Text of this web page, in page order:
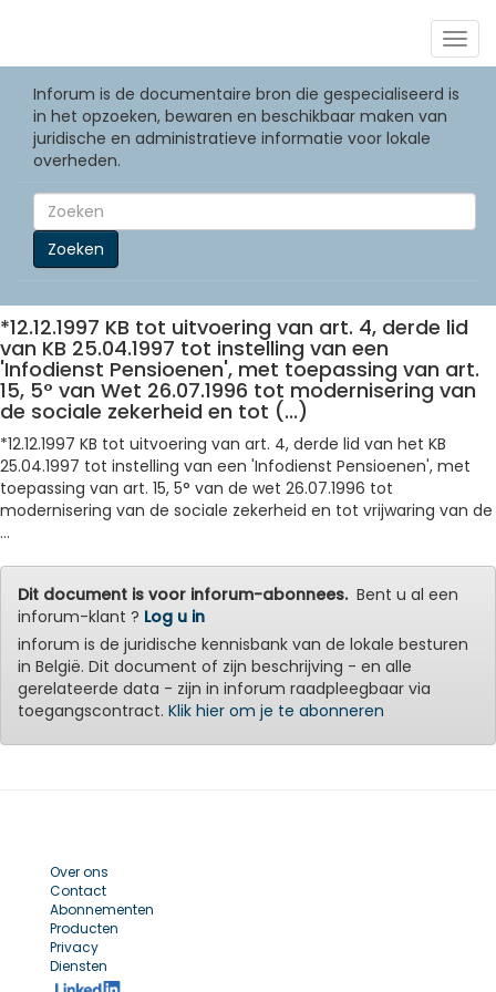
Inforum is de documentaire bron die gespecialiseerd is
in het opzoeken, bewaren en beschikbaar maken van
juridische en administratieve informatie voor lokale
overheden.
Zoeken
*12.12.1997 KB tot uitvoering van art. 4, derde lid
van KB 25.04.1997 tot instelling van een
'Infodienst Pensioenen', met toepassing van art.
15, 5° van Wet 26.07.1996 tot modernisering van
de sociale zekerheid en tot (...)
*12.12.1997 KB tot uitvoering van art. 4, derde lid van het KB
25.04.1997 tot instelling van een 'Infodienst Pensioenen', met
toepassing van art. 15, 5° van de wet 26.07.1996 tot
modernisering van de sociale zekerheid en tot vrijwaring van de
...
Dit document is voor inforum-abonnees.Bent u al een
inforum-klant ? Log u in
inforum is de juridische kennisbank van de lokale besturen
in België. Dit document of zijn beschrijving - en alle
gerelateerde data - zijn in inforum raadpleegbaar via
toegangscontract. Klik hier om je te abonneren
Over ons
Contact
Abonnementen
Producten
Privacy
Diensten